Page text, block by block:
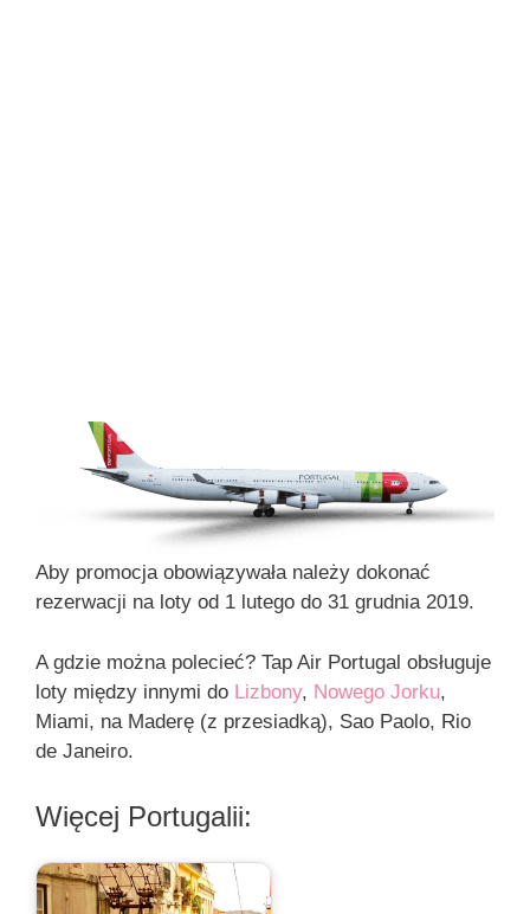
Aby promocja obowiązywała należy dokonać
rezerwacji na loty od 1 lutego do 31 grudnia 2019.
A gdzie można polecieć? Tap Air Portugal obsługuje
loty między innymi do Lizbony, Nowego Jorku,
Miami, na Maderę (z przesiadką), Sao Paolo, Rio
de Janeiro.
Więcej Portugalii: